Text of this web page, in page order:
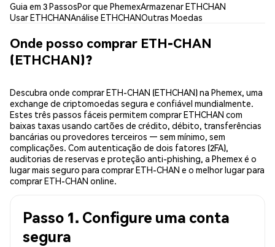
Guia em 3 PassosPor que PhemexArmazenar ETHCHAN
Usar ETHCHANAnálise ETHCHANOutras Moedas
Onde posso comprar ETH-CHAN
(ETHCHAN)?
Descubra onde comprar ETH-CHAN (ETHCHAN) na Phemex, uma
exchange de criptomoedas segura e confiável mundialmente.
Estes três passos fáceis permitem comprar ETHCHAN com
baixas taxas usando cartões de crédito, débito, transferências
bancárias ou provedores terceiros — sem mínimo, sem
complicações. Com autenticação de dois fatores (2FA),
auditorias de reservas e proteção anti-phishing, a Phemex é o
lugar mais seguro para comprar ETH-CHAN e o melhor lugar para
comprar ETH-CHAN online.
Passo 1. Configure uma conta
segura